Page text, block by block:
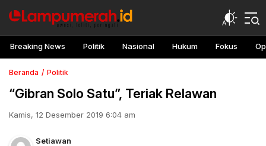
Breaking News Politik Nasional Hukum Fokus
Beranda Politik
“Gibran Solo Satu”, Teriak Relawan
Kamis, 12 Desember 2019 6:04 am
Setiawan